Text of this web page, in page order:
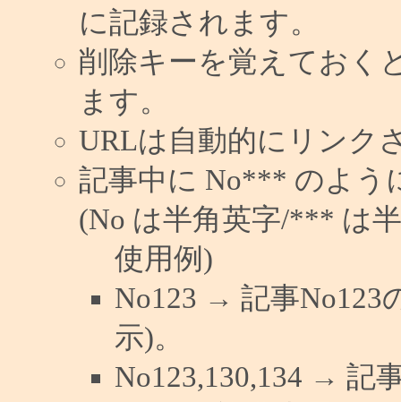
に記録されます。
削除キーを覚えておく
ます。
URLは自動的にリンク
記事中に No*** のよう
(No は半角英字/*** は
使用例)
No123 → 記事No123
示)。
No123,130,134 → 記